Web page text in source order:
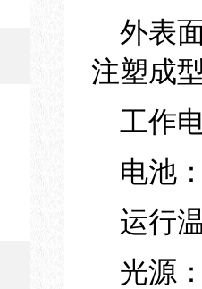
外表
注塑成
工作
电池
运行
光源